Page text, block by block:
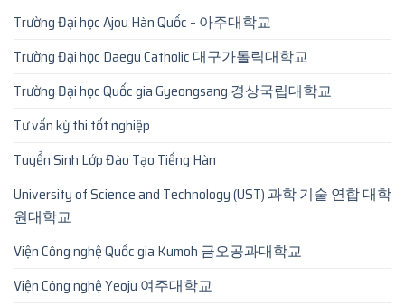
Trường Đại học Ajou Hàn Quốc – 아주대학교
Trường Đại học Daegu Catholic 대구가톨릭대학교
Trường Đại học Quốc gia Gyeongsang 경상국립대학교
Tư vấn kỳ thi tốt nghiệp
Tuyển Sinh Lớp Đào Tạo Tiếng Hàn
University of Science and Technology (UST) 과학 기술 연합 대학
원대학교
Viện Công nghệ Quốc gia Kumoh 금오공과대학교
Viện Công nghệ Yeoju 여주대학교